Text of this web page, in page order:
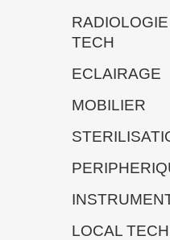
TECH
ECLAIRAGE
MOBILIER
LOCAL